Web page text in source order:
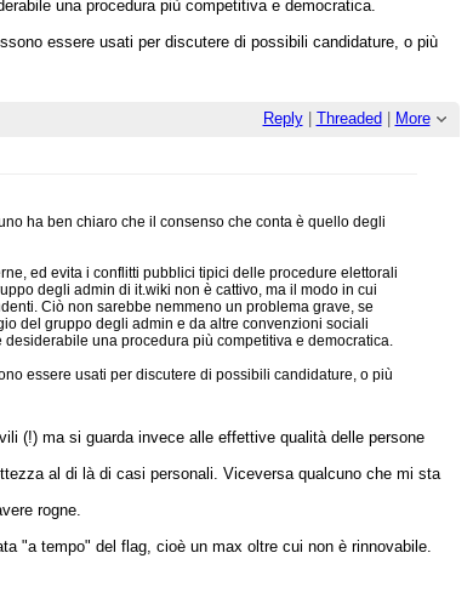
una procedura più competitiva e democratica.
essere usati per discutere di possibili candidature, o più
Reply| Threaded More
ha ben chiaro che il consenso che conta è quello degli
ed evita i conflitti pubblici tipici delle procedure elettorali
degli admin di it.wiki non è cattivo, ma il modo in cui
Ciò non sarebbe nemmeno un problema grave, se
del gruppo degli admin e da altre convenzioni sociali
una procedura più competitiva e democratica.
essere usati per discutere di possibili candidature, o più
(!) ma si guarda invece alle effettive qualità delle persone
al di là di casi personali. Viceversa qualcuno che mi sta
rogne.
"a tempo" del flag, cioè un max oltre cui non è rinnovabile.